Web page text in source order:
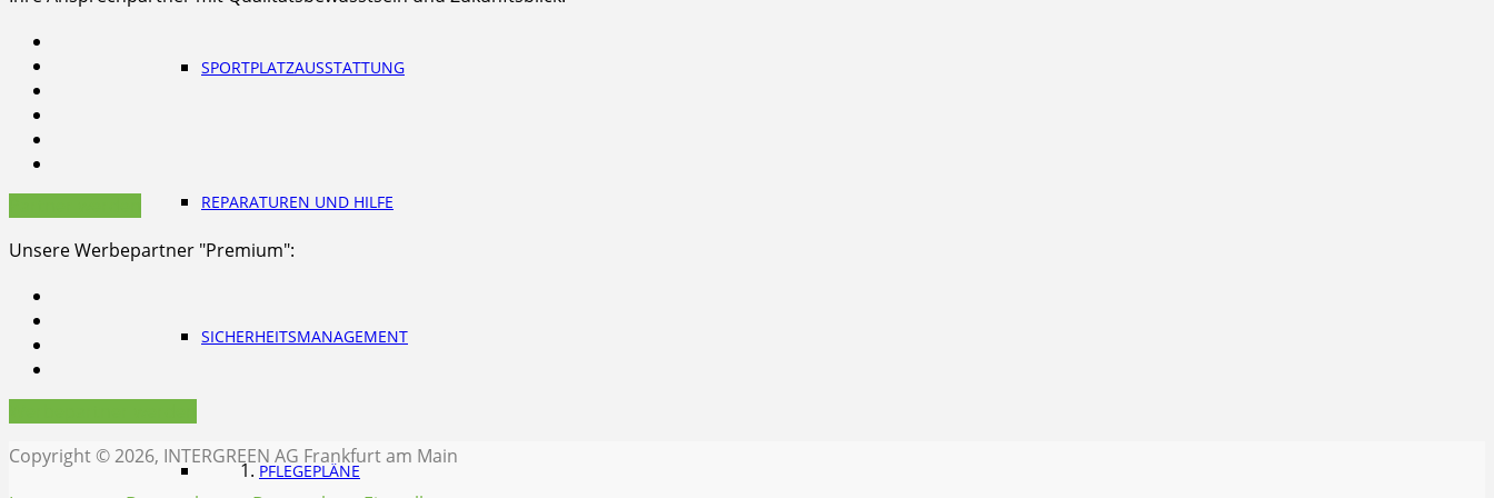
SPORTPLATZAUSSTATTUNG
REPARATUREN UND HILFE
SICHERHEITSMANAGEMENT
PFLEGEPLÄNE
Unsere Werbepartner "Premium":
Copyright © 2026, INTERGREEN AG Frankfurt am Main